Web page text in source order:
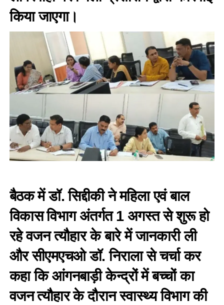
किया जाएगा।
बैठक में डॉ. सिद्दीकी ने महिला एवं बाल
विकास विभाग अंतर्गत 1 अगस्त से शुरू हो
रहे वजन त्यौहार के बारे में जानकारी ली
और सीएमएचओ डॉ. निराला से चर्चा कर
कहा कि आंगनबाड़ी केन्द्रों में बच्चों का
वजन त्यौहार के दौरान स्वास्थ्य विभाग की